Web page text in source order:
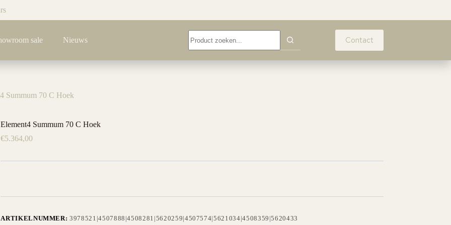
sale Nieuws
resultaten
Contact
Summum 70 C Hoek
Element4 Summum 70 C Hoek
€5.364,00
ARTIKELNUMMER:3978521|4507888|4508281|5620259|4507574|5621034|4508359|5620433